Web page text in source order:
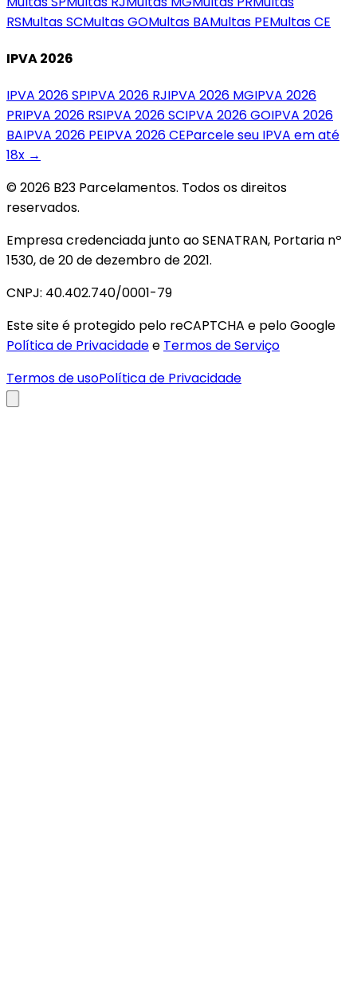
RSMultasSCMultasGOMultas BAMultas PEMultasCE
IPVA 2026
IPVA 2026SPIPVA 2026 RJIPVA 2026 MGIPVA 2026
PRIPVA 2026 RSIPVA 2026SCIPVA 2026GOIPVA 2026
BAIPVA 2026 PEIPVA 2026CEParcele seu IPVA em até
18x →
© 2026 B23 Parcelamentos. Todos os direitos
reservados.
Empresa credenciada junto ao SENATRAN, Portaria nº
1530, de 20 de dezembro de 2021.
CNPJ: 40.402.740/0001-79
Este site é protegido pelo reCAPTCHA e pelo Google
Política de Privacidadee Termos de Serviço
Termos de usoPolítica de Privacidade